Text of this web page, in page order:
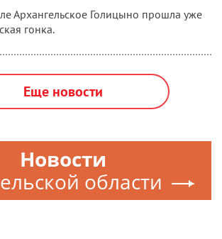
Архангельское Голицыно прошла уже
гонка.
Еще новости
Новости
области